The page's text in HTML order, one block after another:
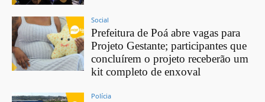
Social
Prefeitura de Poá abre vagas para
Projeto Gestante; participantes que
concluírem o projeto receberão um
kit completo de enxoval
Polícia